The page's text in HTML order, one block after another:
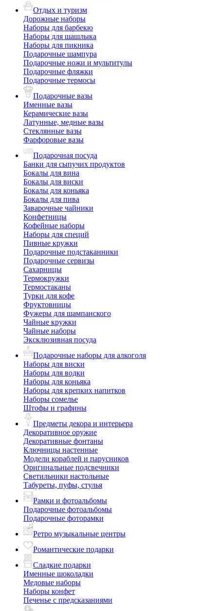
Отдых и туризм
Дорожные наборы
Наборы для барбекю
Наборы для шашлыка
Наборы для пикника
Подарочные шампура
Подарочные ножи и мультитулы
Подарочные фляжки
Подарочные термосы
Подарочные вазы
Именные вазы
Керамические вазы
Латунные, медные вазы
Стеклянные вазы
Фарфоровые вазы
Подарочная посуда
Банки для сыпучих продуктов
Бокалы для вина
Бокалы для виски
Бокалы для коньяка
Бокалы для пива
Заварочные чайники
Конфетницы
Кофейные наборы
Наборы для специй
Пивные кружки
Подарочные подстаканники
Подарочные сервизы
Сахарницы
Термокружки
Термостаканы
Турки для кофе
Фруктовницы
Фужеры для шампанского
Чайные кружки
Чайные наборы
Эксклюзивная посуда
Подарочные наборы для алкоголя
Наборы для виски
Наборы для водки
Наборы для коньяка
Наборы для крепких напитков
Наборы сомелье
Штофы и графины
Предметы декора и интерьера
Декоративное оружие
Декоративные фонтаны
Ключницы настенные
Модели кораблей и парусников
Оригинальные подсвечники
Светильники настольные
Табуреты, пуфы, стулья
Рамки и фотоальбомы
Подарочные фотоальбомы
Подарочные фоторамки
Ретро музыкальные центры
Романтические подарки
Сладкие подарки
Именные шоколадки
Медовые наборы
Наборы конфет
Печенье с предсказаниями